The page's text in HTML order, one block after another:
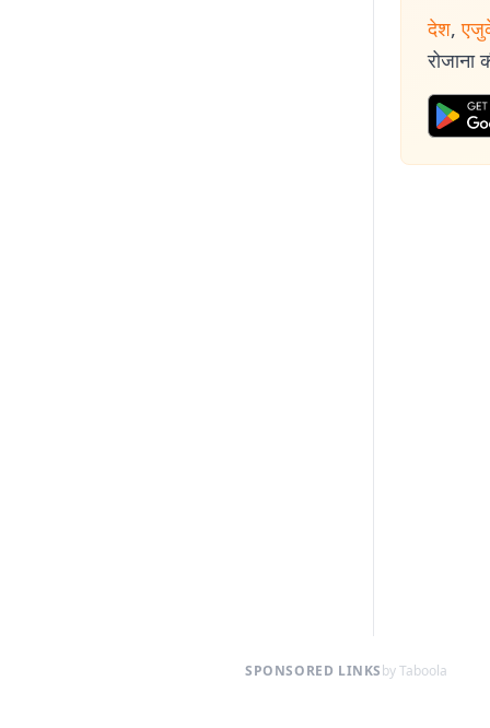
तीन दशकों से
प्रतिबद्धता
देश,
रोजाना
SPONSORED LINKSby Taboola